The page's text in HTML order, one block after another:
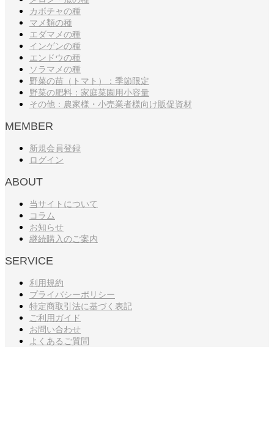
カボチャの種
マメ類の種
エダマメの種
インゲンの種
エンドウの種
ソラマメの種
野菜の苗（トマト）：季節限定
野菜の肥料：家庭菜園用小容量
その他：農家様・小売業者様向け販促資材
MEMBER
新規会員登録
ログイン
ABOUT
当サイトについて
コラム
お知らせ
継続購入のご案内
SERVICE
利用規約
プライバシーポリシー
特定商取引法に基づく表記
ご利用ガイド
お問い合わせ
よくあるご質問